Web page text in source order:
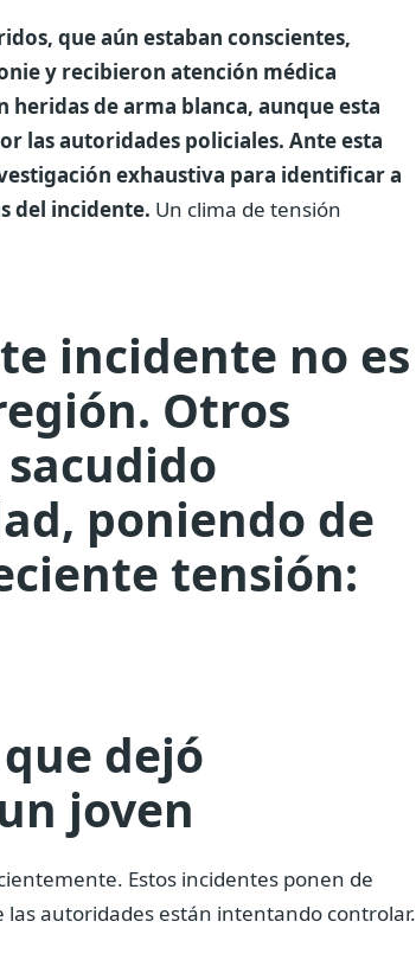
que aún estaban conscientes,
y recibieron atención médica
de arma blanca, aunque esta
las autoridades policiales. Ante esta
exhaustiva para identificar a
del incidente. Un clima de tensión
incidente no es
Otros
poniendo de
tensión:
dejó
joven
Estos incidentes ponen de
autoridades están intentando controlar.